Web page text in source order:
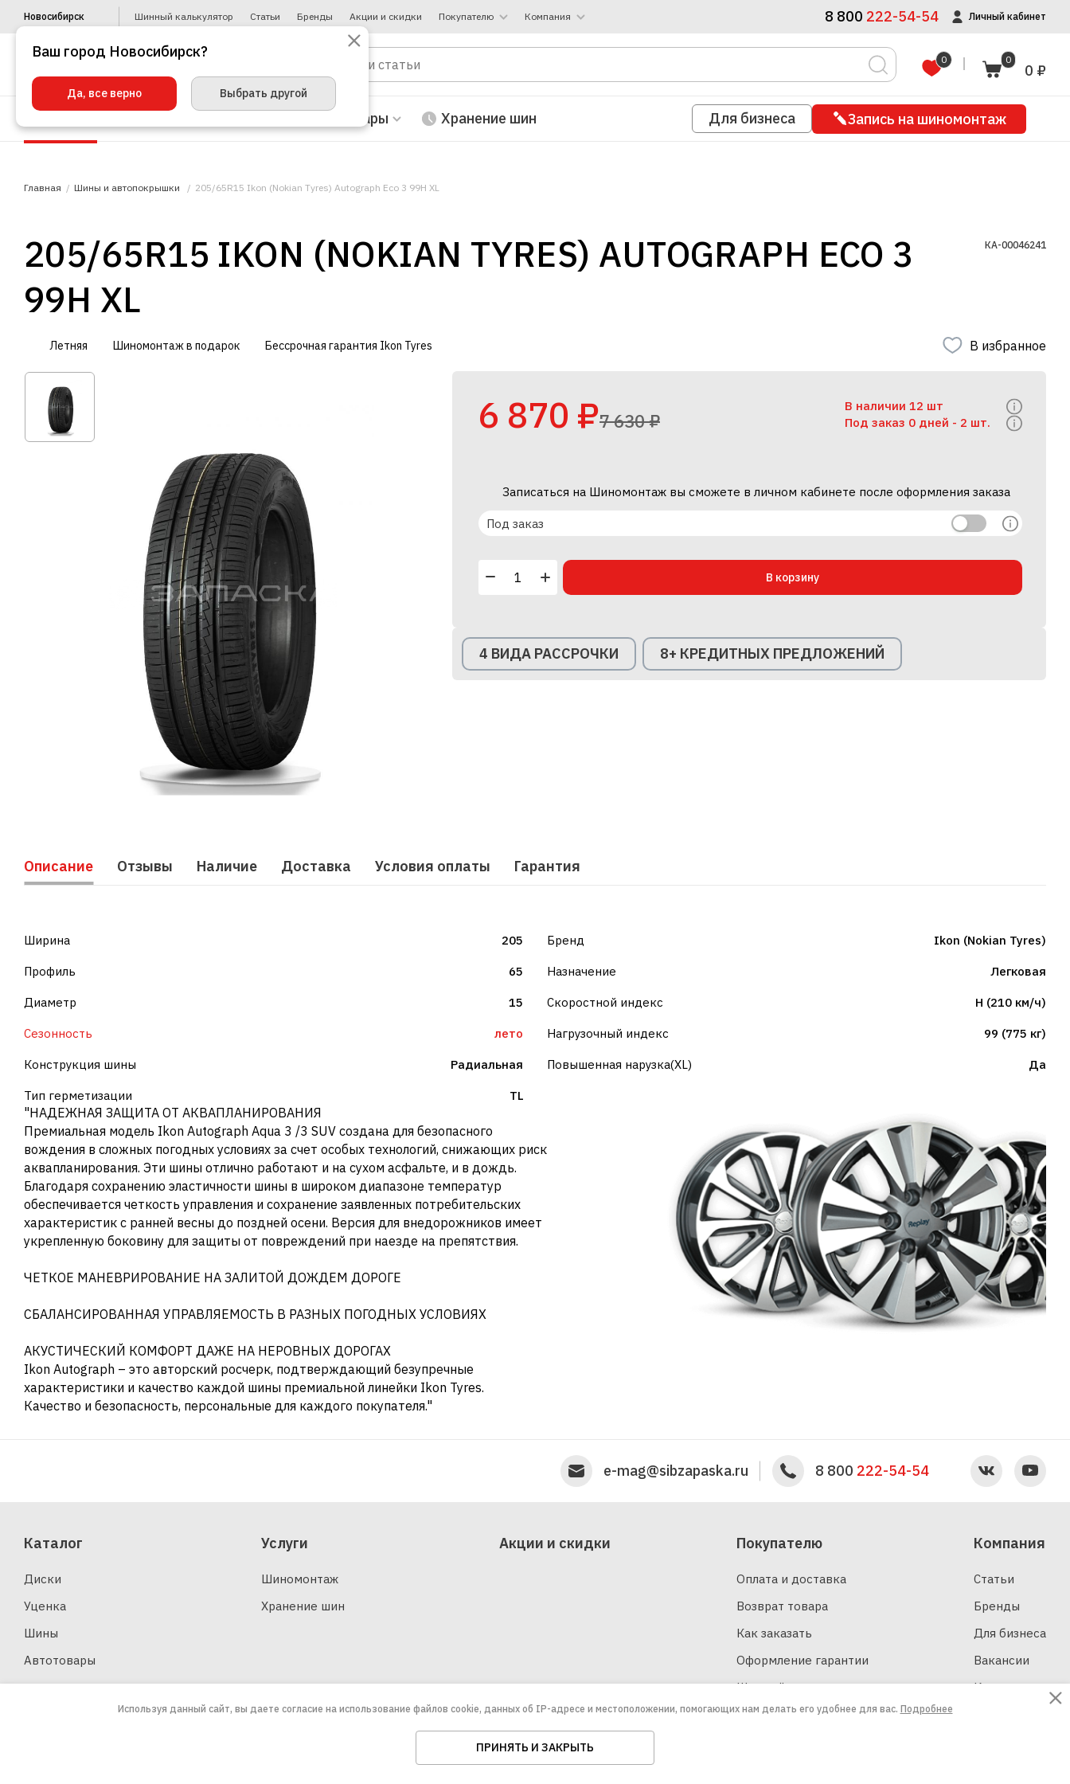
Новосибирск Шинный калькулятор Статьи Бренды Акции и скидки Покупателю Компания 8 800 222-54-54 Личный кабинет
0 0
0 ₽
Автотовары Хранение шин Для бизнеса Запись на шиномонтаж
Главная Шины и автопокрышки 205/65R15 Ikon (Nokian Tyres) Autograph Eco 3 99H XL
205/65R15 IKON (NOKIAN TYRES) AUTOGRAPH ECO 3
99H XL
КА-00046241
Летняя Шиномонтаж в подарок Бессрочная гарантия Ikon Tyres В избранное
6 870 ₽7 630 ₽
В наличии 12 шт
Под заказ 0 дней - 2 шт.
Записаться на Шиномонтаж вы сможете в личном кабинете после оформления заказа
Под заказ
В корзину
4 ВИДА РАССРОЧКИ 8+ КРЕДИТНЫХ ПРЕДЛОЖЕНИЙ
Описание Отзывы Наличие Доставка Условия оплаты Гарантия
Ширина 205
Профиль 65
Диаметр 15
Сезонность лето
Конструкция шины Радиальная
Тип герметизации TL
Бренд Ikon (Nokian Tyres)
Назначение Легковая
Скоростной индекс H (210 км/ч)
Нагрузочный индекс 99 (775 кг)
Повышенная нарузка(XL) Да
"НАДЕЖНАЯ ЗАЩИТА ОТ АКВАПЛАНИРОВАНИЯ
Премиальная модель Ikon Autograph Aqua 3 /3 SUV создана для безопасного
вождения в сложных погодных условиях за счет особых технологий, снижающих риск
аквапланирования. Эти шины отлично работают и на сухом асфальте, и в дождь.
Благодаря сохранению эластичности шины в широком диапазоне температур
обеспечивается четкость управления и сохранение заявленных потребительских
характеристик с ранней весны до поздней осени. Версия для внедорожников имеет
укрепленную боковину для защиты от повреждений при наезде на препятствия.
ЧЕТКОЕ МАНЕВРИРОВАНИЕ НА ЗАЛИТОЙ ДОЖДЕМ ДОРОГЕ
СБАЛАНСИРОВАННАЯ УПРАВЛЯЕМОСТЬ В РАЗНЫХ ПОГОДНЫХ УСЛОВИЯХ
АКУСТИЧЕСКИЙ КОМФОРТ ДАЖЕ НА НЕРОВНЫХ ДОРОГАХ
Ikon Autograph – это авторский росчерк, подтверждающий безупречные
характеристики и качество каждой шины премиальной линейки Ikon Tyres.
Качество и безопасность, персональные для каждого покупателя."
e-mag@sibzapaska.ru 8 800 222-54-54
Каталог
Диски
Уценка
Шины
Автотовары
Услуги
Шиномонтаж
Хранение шин
Акции и скидки Покупателю
Оплата и доставка
Возврат товара
Как заказать
Оформление гарантии
Шинный калькулятор
Компания
Статьи
Бренды
Для бизнеса
Вакансии
Контакты
Ваш город Новосибирск?
Да, все верно Выбрать другой
Используя данный сайт, вы даете согласие на использование файлов cookie, данных об IP-адресе и местоположении, помогающих нам делать его удобнее для вас. Подробнее
ПРИНЯТЬ И ЗАКРЫТЬ